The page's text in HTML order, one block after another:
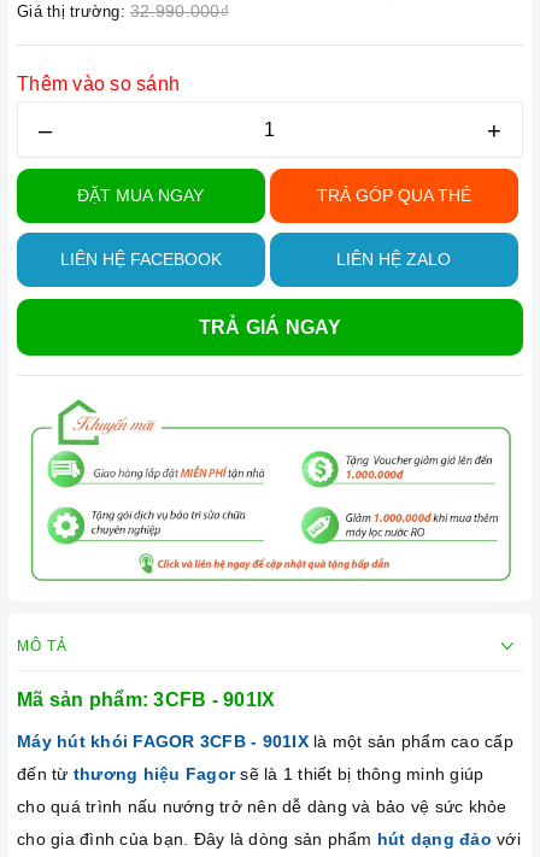
Giá thị trường: 32.990.000₫
Thêm vào so sánh
– +
ĐẶT MUA NGAY TRẢ GÓP QUA THẺ
LIÊN HỆ FACEBOOK LIÊN HỆ ZALO
TRẢ GIÁ NGAY
MÔ TẢ
Mã sản phẩm: 3CFB - 901IX
Máy hút khói FAGOR 3CFB - 901IXlà một sản phẩm cao cấp
đến từ thương hiệu Fagorsẽ là 1 thiết bị thông minh giúp
cho quá trình nấu nướng trở nên dễ dàng và bảo vệ sức khỏe
cho gia đình của bạn. Đây là dòng sản phẩm hút dạng đảo với